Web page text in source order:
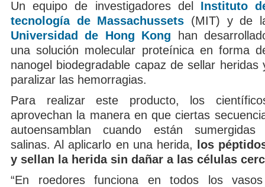
Un equipo de investigadores del Instituto
tecnología de Massachussets (MIT) y de
Universidad de Hong Kong han
una solución molecular proteínica en forma
nanogel biodegradable capaz de sellar heridas
paralizar las hemorragias.
Para realizar este producto, los
aprovechan la manera en que ciertas
autoensamblan cuando están
salinas. Al aplicarlo en una herida,
los
y sellan la herida sin dañar a las células
“En roedores funciona en todos los